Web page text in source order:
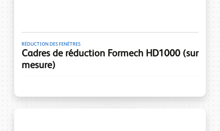
RÉDUCTION DES FENÊTRES
Cadres de réduction Formech HD1000 (sur
mesure)